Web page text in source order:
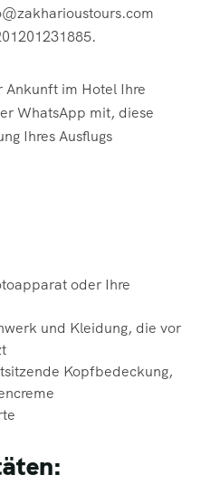
Ankunft im Hotel Ihre
WhatsApp mit, diese
Ihres Ausflugs
oder Ihre
und Kleidung, die vor
Kopfbedeckung,